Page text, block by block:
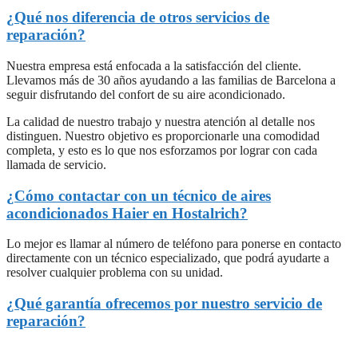
¿Qué nos diferencia de otros servicios de
reparación?
Nuestra empresa está enfocada a la satisfacción del cliente.
Llevamos más de 30 años ayudando a las familias de Barcelona a
seguir disfrutando del confort de su aire acondicionado.
La calidad de nuestro trabajo y nuestra atención al detalle nos
distinguen. Nuestro objetivo es proporcionarle una comodidad
completa, y esto es lo que nos esforzamos por lograr con cada
llamada de servicio.
¿Cómo contactar con un técnico de aires
acondicionados Haier en Hostalrich?
Lo mejor es llamar al número de teléfono para ponerse en contacto
directamente con un técnico especializado, que podrá ayudarte a
resolver cualquier problema con su unidad.
¿Qué garantía ofrecemos por nuestro servicio de
reparación?